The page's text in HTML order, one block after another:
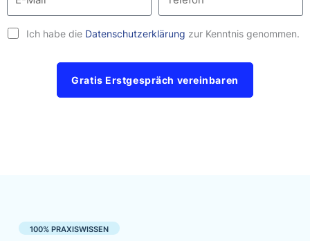
Ich habe die Datenschutzerklärung zur Kenntnis genommen.
Gratis Erstgespräch vereinbaren
100% PRAXISWISSEN